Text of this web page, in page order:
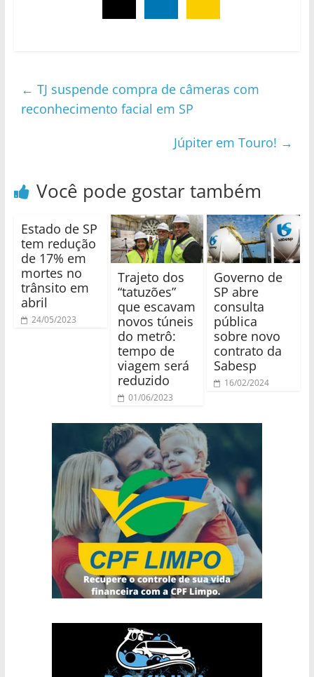
← TJ suspende compra de câmeras com
reconhecimento facial em SP
Júpiter em Touro! →
Você pode gostar também
Estado de SP
tem redução
de 17% em
mortes no
trânsito em
abril
24/05/2023
Trajeto dos
“tatuzões”
que escavam
novos túneis
do metrô:
tempo de
viagem será
reduzido
01/06/2023
Governo de
SP abre
consulta
pública
sobre novo
contrato da
Sabesp
16/02/2024